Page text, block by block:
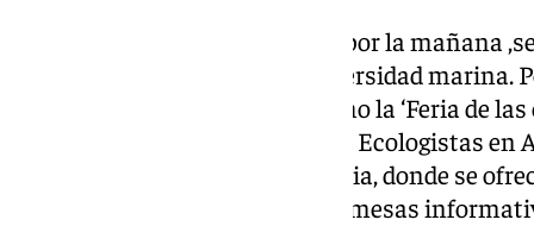
Este viernes, 13 de septiembre, por la mañana
dedicada a la Biodiversidad marina.
23,00 horas en el Paseo Marítimo la ‘Feria de
concentración lúdico-festiva de Ecologistas en
conservacionistas de la provincia, donde se
cuentacuentos, exposiciones y mesas